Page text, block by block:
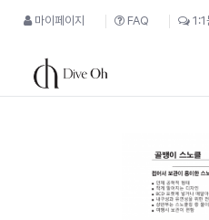
마이페이지 FAQ 1:1